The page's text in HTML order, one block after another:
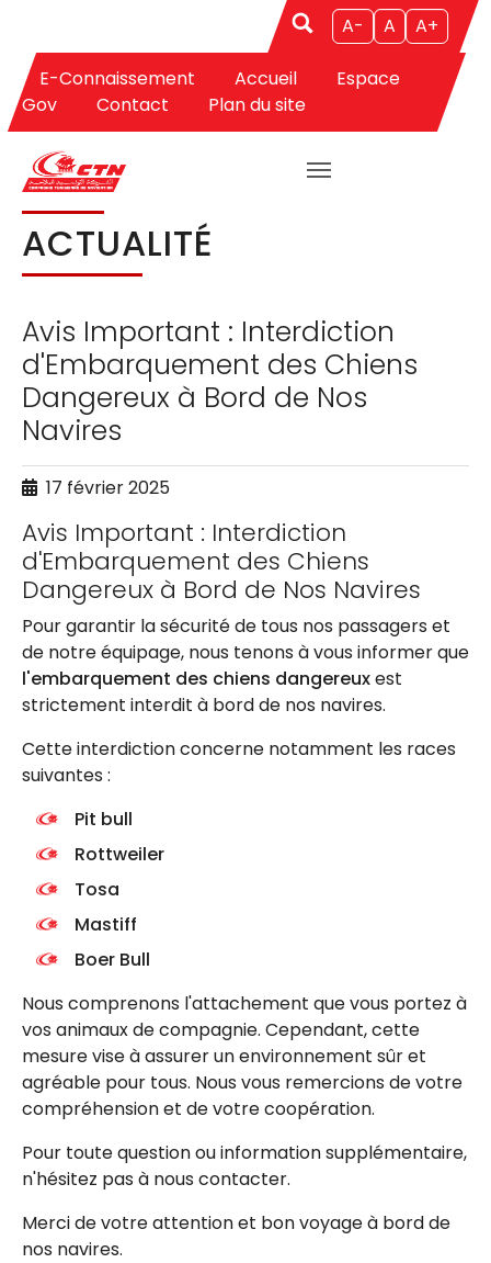
Aller au contenu principal
A- A A+
E-Connaissement Accueil
Espace
Gov
Contact Plan du site
Vous êtes ici:
CTN Actualités Actualité
ACTUALITÉ
Avis Important : Interdiction
d'Embarquement des Chiens
Dangereux à Bord de Nos
Navires
17 février 2025
Avis Important : Interdiction
d'Embarquement des Chiens
Dangereux à Bord de Nos Navires
Pour garantir la sécurité de tous nos passagers et
de notre équipage, nous tenons à vous informer que
l'embarquement des chiens dangereuxest
strictement interdit à bord de nos navires.
Cette interdiction concerne notamment les races
suivantes :
Pit bull
Rottweiler
Tosa
Mastiff
Boer Bull
Nous comprenons l'attachement que vous portez à
vos animaux de compagnie. Cependant, cette
mesure vise à assurer un environnement sûr et
agréable pour tous. Nous vous remercions de votre
compréhension et de votre coopération.
Pour toute question ou information supplémentaire,
n'hésitez pas à nous contacter.
Merci de votre attention et bon voyage à bord de
nos navires.